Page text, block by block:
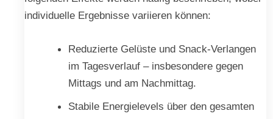
individuelle Ergebnisse variieren können:
Reduzierte Gelüste und Snack-Verlangen
im Tagesverlauf – insbesondere gegen
Mittags und am Nachmittag.
Stabile Energielevels über den gesamten